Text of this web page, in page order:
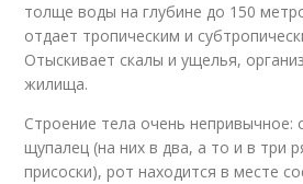
толще воды на глубине до 150
отдает тропическим и
Отыскивает скалы и ущелья,
жилища.
Строение тела очень непривычное:
щупалец (на них в два, а то и в три
присоски), рот находится в месте